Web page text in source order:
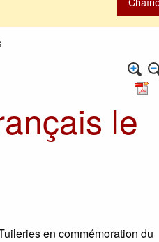
le
en commémoration du